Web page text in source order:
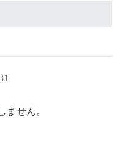
ません。